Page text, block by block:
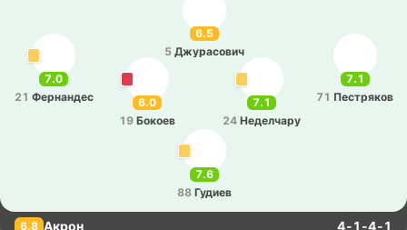
7.6
88 Гудиев
7.0
21 Фе­рна­ндес
6.0
19 Бокоев
7.1
24 Не­де­лча­ру
7.1
71 Пе­стря­ков
6.5
5 Джу­ра­со­вич
6.8 Акрон 4-1-4-1